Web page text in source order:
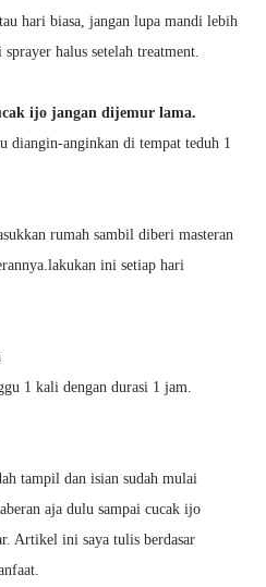
hari biasa, jangan lupa mandi lebih
halus setelah treatment.
ijo jangan dijemur lama.
diangin-anginkan di tempat teduh 1
rumah sambil diberi masteran
ini setiap hari
1 kali dengan durasi 1 jam.
tampil dan isian sudah mulai
aja dulu sampai cucak ijo
Artikel ini saya tulis berdasar